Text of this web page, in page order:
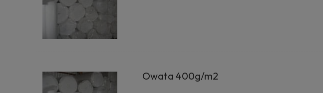
Owata 400g/m2